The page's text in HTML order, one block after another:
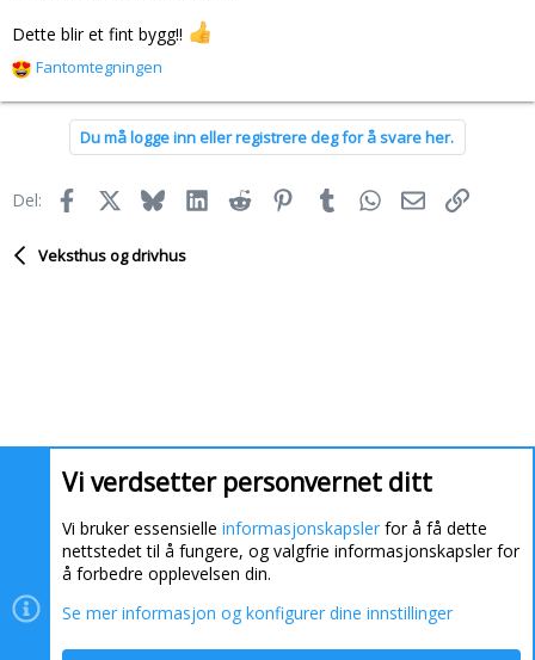
Dette blir et fint bygg!!
R
e
o
e
Fantomtegningen
Du må logge inn eller registrere deg for å svare her.
Del: Facebook BlueskyLinkedInReddit PinterestTumblr WhatsApp
E-postLink
Veksthus og drivhus
Vi verdsetter personvernet ditt
Vi bruker essensielle informasjonskapsler for å få dette
nettstedet til å fungere, og valgfrie informasjonskapsler for
å forbedre opplevelsen din.
Se mer informasjon og konfigurer dine innstillinger